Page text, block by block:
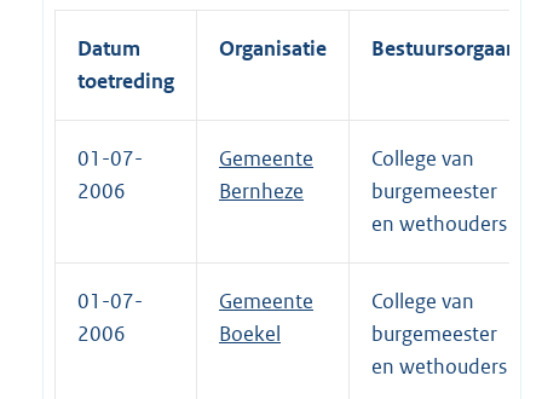
Datum
toetreding
Organisatie Bestuursorgaan
01-07-
2006
Gemeente
Bernheze
College van
burgemeester
en wethouders
01-07-
2006
Gemeente
Boekel
College van
burgemeester
en wethouders